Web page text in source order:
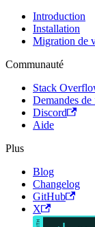
Introduction
Installation
Migration de
Communauté
Stack
Demandes
Discord
Aide
Plus
Blog
Changelog
GitHub
X